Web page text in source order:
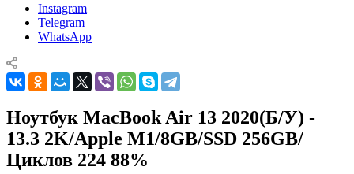
Instagram
Telegram
WhatsApp
Ноутбук MacBook Air 13 2020(Б/У) -
13.3 2K/Apple M1/8GB/SSD 256GB/
Циклов 224 88%